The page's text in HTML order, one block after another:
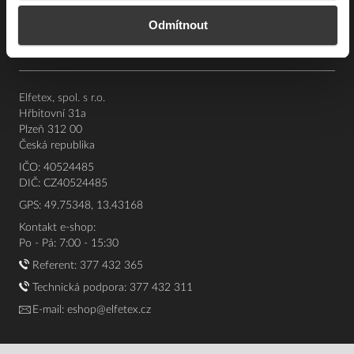
Odmítnout
Souhrn podmínek
O nás
Elfetex, spol. s r.o.
Hřbitovní 31a
Plzeň 312 00
Česká republika
IČO: 40524485
DIČ: CZ40524485
GPS: 49.75348, 13.43168
Kontakt e-shop:
Po - Pá: 7:00 - 15:30
Referent: 377 432 365
Technická podpora: 377 432 311
E-mail: eshop@elfetex.cz